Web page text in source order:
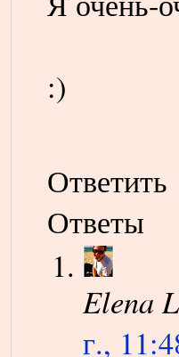
:)
Ответить
Ответы
Elena
г.,